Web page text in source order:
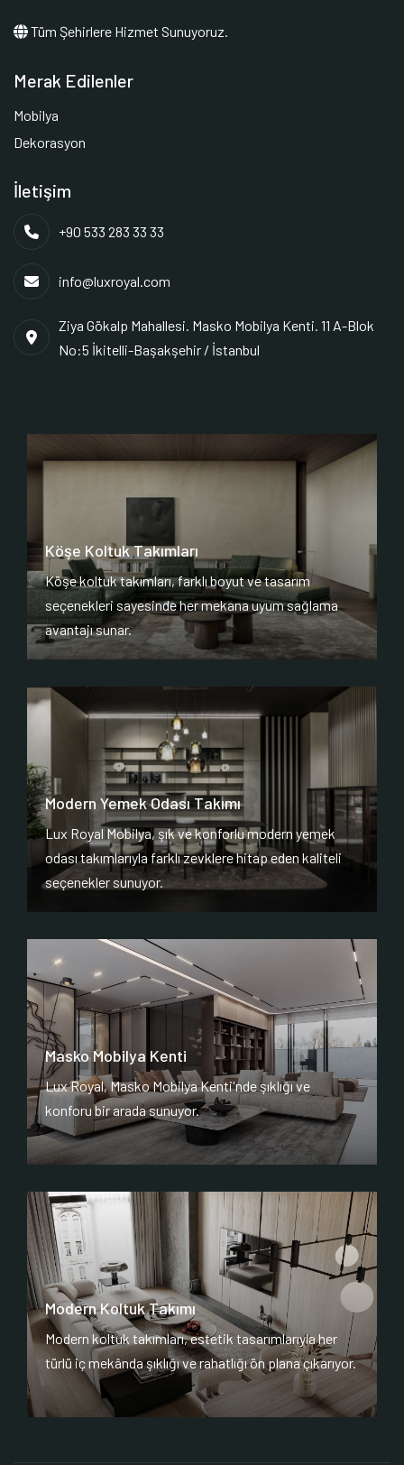
Tüm Şehirlere Hizmet Sunuyoruz.
Merak Edilenler
Mobilya
Dekorasyon
İletişim
+90 533 283 33 33
info@luxroyal.com
Ziya Gökalp Mahallesi. Masko Mobilya Kenti. 11 A-Blok
No:5 İkitelli-Başakşehir / İstanbul
Köşe Koltuk Takımları
Köşe koltuk takımları, farklı boyut ve tasarım
seçenekleri sayesinde her mekana uyum sağlama
avantajı sunar.
Modern Yemek Odası Takımı
Lux Royal Mobilya, şık ve konforlu modern yemek
odası takımlarıyla farklı zevklere hitap eden kaliteli
seçenekler sunuyor.
Masko Mobilya Kenti
Lux Royal, Masko Mobilya Kenti'nde şıklığı ve
konforu bir arada sunuyor.
Modern Koltuk Takımı
Modern koltuk takımları, estetik tasarımlarıyla her
türlü iç mekânda şıklığı ve rahatlığı ön plana çıkarıyor.